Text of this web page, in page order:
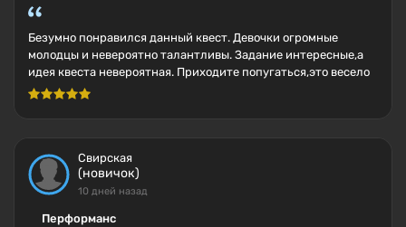
Безумно понравился данный квест. Девочки огромные
молодцы и невероятно талантливы. Задание интересные,а
идея квеста невероятная. Приходите попугаться,это весело
Свирская
(новичок)
10 дней назад
Перформанс